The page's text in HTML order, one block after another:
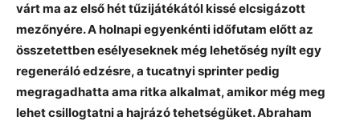
várt ma az első hét tűzijátékától kissé elcsigázott
mezőnyére. A holnapi egyenkénti időfutam előtt az
összetettben esélyeseknek még lehetőség nyílt egy
regeneráló edzésre, a tucatnyi sprinter pedig
megragadhatta ama ritka alkalmat, amikor még meg
lehet csillogtatni a hajrázó tehetségüket. Abraham